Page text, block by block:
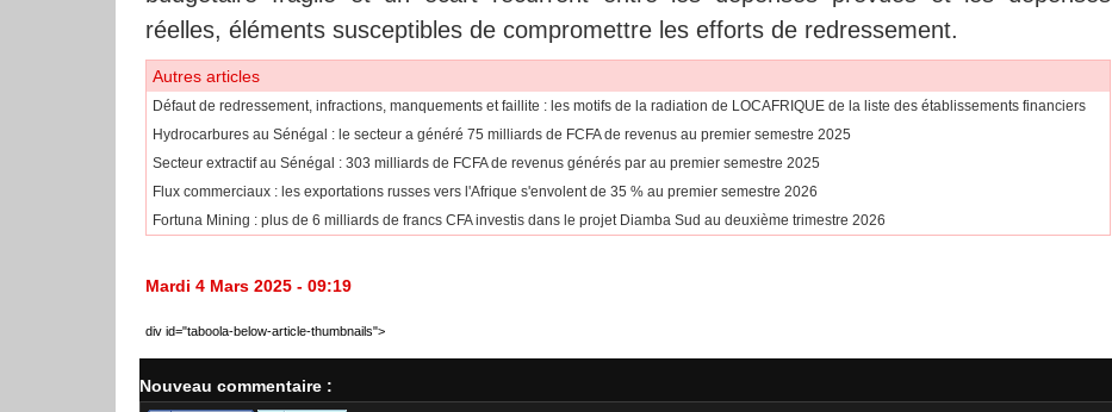
réelles, éléments susceptibles de compromettre les efforts de redressement.
Autres articles
Défaut de redressement, infractions, manquements et faillite : les motifs de la radiation de LOCAFRIQUE de la liste des établissements financiers
Hydrocarbures au Sénégal : le secteur a généré 75 milliards de FCFA de revenus au premier semestre 2025
​Secteur extractif au Sénégal : 303 milliards de FCFA de revenus générés par au premier semestre 2025
​Flux commerciaux : les exportations russes vers l'Afrique s'envolent de 35 % au premier semestre 2026
Fortuna Mining : plus de 6 milliards de francs CFA investis dans le projet Diamba Sud au deuxième trimestre 2026
Mardi 4 Mars 2025 - 09:19
div id="taboola-below-article-thumbnails">
Nouveau commentaire :